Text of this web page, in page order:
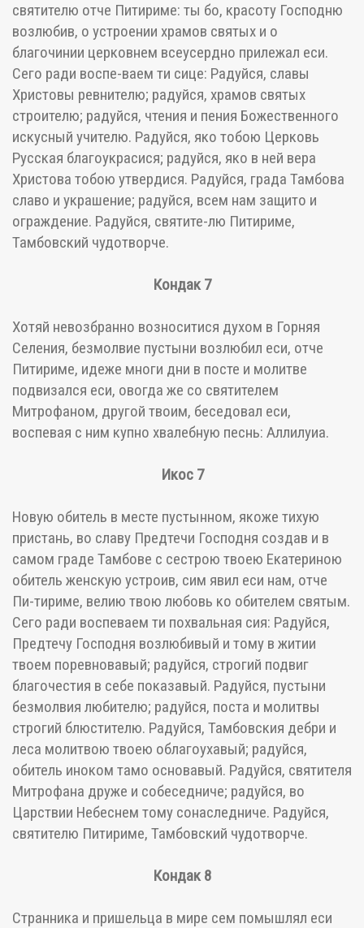
святителю отче Питириме: ты бо, красоту Господню
возлюбив, о устроении храмов святых и о
благочинии церковнем всеусердно прилежал еси.
Сего ради воспе-ваем ти сице: Радуйся, славы
Христовы ревнителю; радуйся, храмов святых
строителю; радуйся, чтения и пения Божественного
искусный учителю. Радуйся, яко тобою Церковь
Русская благоукрасися; радуйся, яко в ней вера
Христова тобою утвердися. Радуйся, града Тамбова
славо и украшение; радуйся, всем нам защито и
ограждение. Радуйся, святите-лю Питириме,
Тамбовский чудотворче.
Кондак 7
Хотяй невозбранно возноситися духом в Горняя
Селения, безмолвие пустыни возлюбил еси, отче
Питириме, идеже многи дни в посте и молитве
подвизался еси, овогда же со святителем
Митрофаном, другой твоим, беседовал еси,
воспевая с ним купно хвалебную песнь: Аллилуиа.
Икос 7
Новую обитель в месте пустынном, якоже тихую
пристань, во славу Предтечи Господня создав и в
самом граде Тамбове с сестрою твоею Екатериною
обитель женскую устроив, сим явил еси нам, отче
Пи-тириме, велию твою любовь ко обителем святым.
Сего ради воспеваем ти похвальная сия: Радуйся,
Предтечу Господня возлюбивый и тому в житии
твоем поревновавый; радуйся, строгий подвиг
благочестия в себе показавый. Радуйся, пустыни
безмолвия любителю; радуйся, поста и молитвы
строгий блюстителю. Радуйся, Тамбовския дебри и
леса молитвою твоею облагоухавый; радуйся,
обитель иноком тамо основавый. Радуйся, святителя
Митрофана друже и собеседниче; радуйся, во
Царствии Небеснем тому сонаследниче. Радуйся,
святителю Питириме, Тамбовский чудотворче.
Кондак 8
Странника и пришельца в мире сем помышлял еси